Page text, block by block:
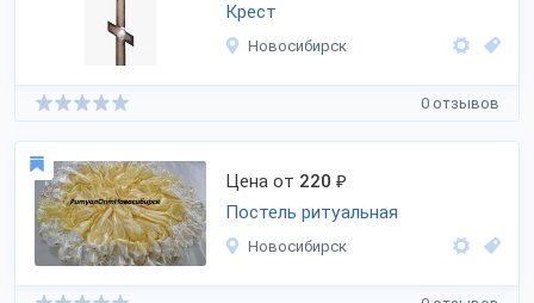
Крест
Новосибирск
0 отзывов
Цена от 220 ₽
Постель ритуальная
Новосибирск